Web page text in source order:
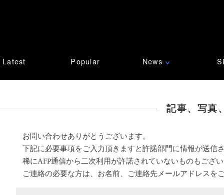
Latest Popular News ∨
記事、写真
お問い合わせありがとうございます。
下記に必要事項をご入力頂きますと許諾部門に情報が送信
稀にAFP通信から二次利用が許諾されていないものもござ
ご連絡の必要な方は、お名前、ご連絡先メールアドレスを